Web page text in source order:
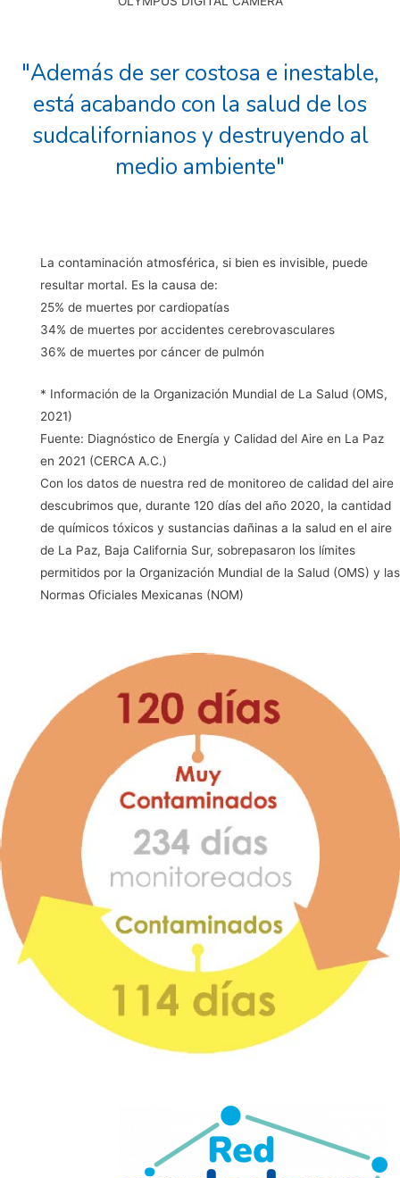
"Además de ser costosa e inestable,
está acabando con la salud de los
sudcalifornianos y destruyendo al
medio ambiente"
La contaminación atmosférica, si bien es invisible, puede
resultar mortal. Es la causa de:
25% de muertes por cardiopatías
34% de muertes por accidentes cerebrovasculares
36% de muertes por cáncer de pulmón
* Información de la Organización Mundial de La Salud (OMS,
2021)
Fuente: Diagnóstico de Energía y Calidad del Aire en La Paz
en 2021 (CERCA A.C.)
Con los datos de nuestra red de monitoreo de calidad del aire
descubrimos que, durante 120 días del año 2020, la cantidad
de químicos tóxicos y sustancias dañinas a la salud en el aire
de La Paz, Baja California Sur, sobrepasaron los límites
permitidos por la Organización Mundial de la Salud (OMS) y las
Normas Oficiales Mexicanas (NOM)